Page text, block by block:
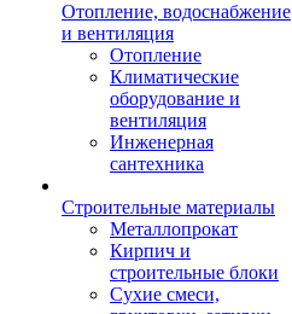
Отопление, водоснабжение
и вентиляция
Отопление
Климатические
оборудование и
вентиляция
Инженерная
сантехника
Строительные материалы
Металлопрокат
Кирпич и
строительные блоки
Сухие смеси,